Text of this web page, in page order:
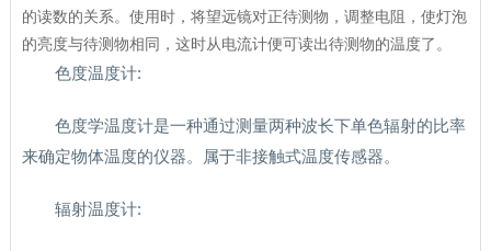
的读数的关系。使用时，将望远镜对正待测物，调整电阻，使灯泡
的亮度与待测物相同，这时从电流计便可读出待测物的温度了。
色度温度计:
色度学温度计是一种通过测量两种波长下单色辐射的比率
来确定物体温度的仪器。属于非接触式温度传感器。
辐射温度计: